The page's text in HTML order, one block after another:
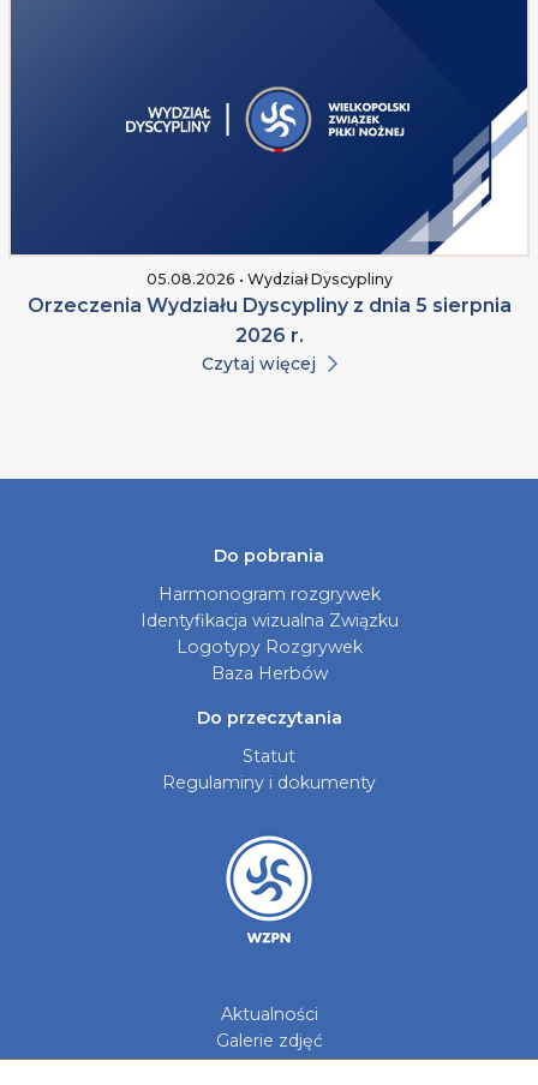
05.08.2026 • Wydział Dyscypliny
Orzeczenia Wydziału Dyscypliny z dnia 5 sierpnia
2026 r.
Czytaj więcej
Do pobrania
Harmonogram rozgrywek
Identyfikacja wizualna Związku
Logotypy Rozgrywek
Baza Herbów
Do przeczytania
Statut
Regulaminy i dokumenty
Aktualności
Galerie zdjęć